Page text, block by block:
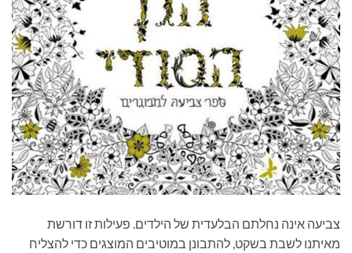
צביעה אינה נחלתם הבלעדית של הילדים. פעילות זו דורשת
מאיתנו לשבת בשקט, להתבונן במוטיבים המוצגים כדי להצליח